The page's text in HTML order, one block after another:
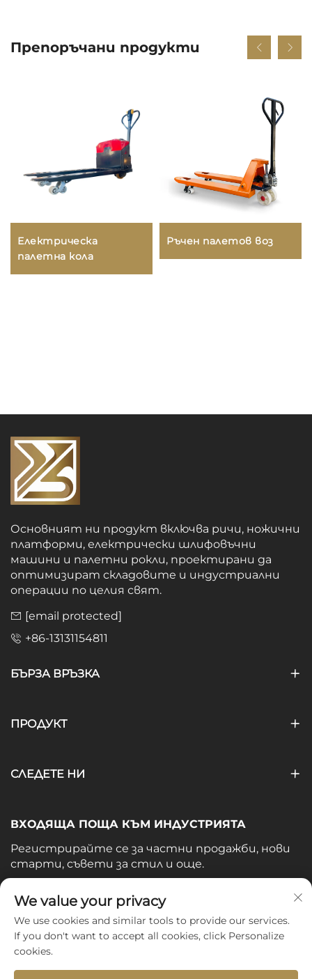
Препоръчани продукти
Електрическа
палетна кола
Ръчен палетов воз
Основният ни продукт включва ричи, ножични
платформи, електрически шлифовъчни
машини и палетни рокли, проектирани да
оптимизират складовите и индустриални
операции по целия свят.
[email protected]
+86-13131154811
БЪРЗА ВРЪЗКА
ПРОДУКТ
СЛЕДЕТЕ НИ
ВХОДЯЩА ПОЩА КЪМ ИНДУСТРИЯТА
Регистрирайте се за частни продажби, нови
старти, съвети за стил и още.
Вашият имейл
Subscribe
We value your privacy
We use cookies and similar tools to provide our services.
If you don't want to accept all cookies, click Personalize
cookies.